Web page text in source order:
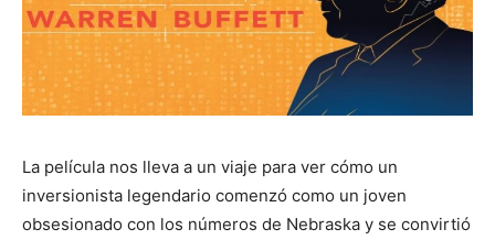
La película nos lleva a un viaje para ver cómo un
inversionista legendario comenzó como un joven
obsesionado con los números de Nebraska y se convirtió